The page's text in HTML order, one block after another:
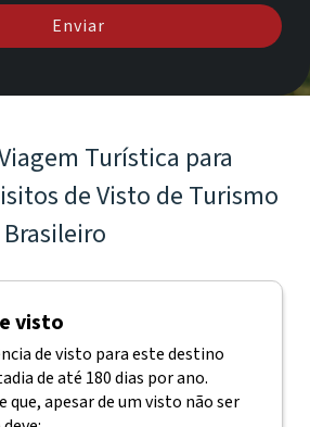
Enviar
Turística para
de Visto de Turismo
visto
de visto para este destino
de até 180 dias por ano.
que, apesar de um visto não ser